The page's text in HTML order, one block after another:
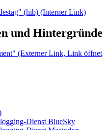
(hib) (Interner Link)
und Hintergründe
(Externer Link, Link öffnet
Dienst BlueSky